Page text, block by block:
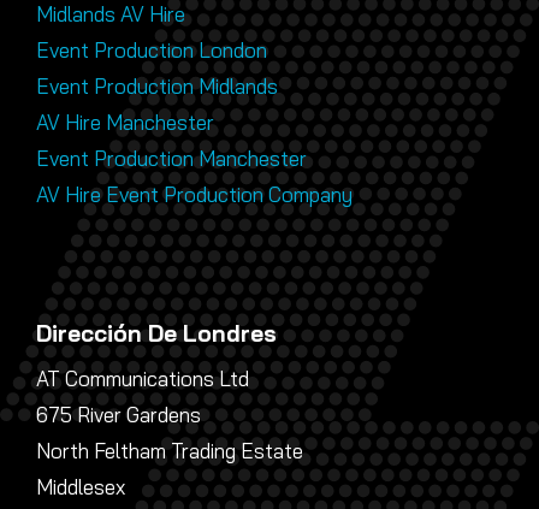
Midlands AV Hire
Event Production London
Event Production Midlands
AV Hire Manchester
Event Production Manchester
AV Hire Event Production Company
Dirección De Londres
AT Communications Ltd
675 River Gardens
North Feltham Trading Estate
Middlesex